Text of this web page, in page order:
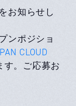
お知らせし
ンポジショ
CLOUD
す。ご応募お